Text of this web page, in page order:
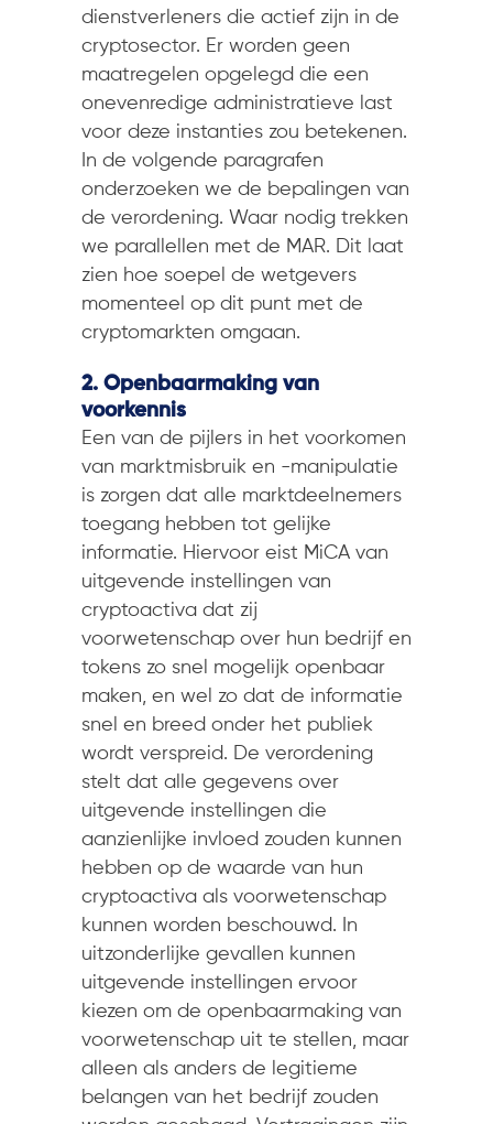
dienstverleners die actief zijn in de
cryptosector. Er worden geen
maatregelen opgelegd die een
onevenredige administratieve last
voor deze instanties zou betekenen.
In de volgende paragrafen
onderzoeken we de bepalingen van
de verordening. Waar nodig trekken
we parallellen met de MAR. Dit laat
zien hoe soepel de wetgevers
momenteel op dit punt met de
cryptomarkten omgaan.
2. Openbaarmaking van
voorkennis
Een van de pijlers in het voorkomen
van marktmisbruik en -manipulatie
is zorgen dat alle marktdeelnemers
toegang hebben tot gelijke
informatie. Hiervoor eist MiCA van
uitgevende instellingen van
cryptoactiva dat zij
voorwetenschap over hun bedrijf en
tokens zo snel mogelijk openbaar
maken, en wel zo dat de informatie
snel en breed onder het publiek
wordt verspreid. De verordening
stelt dat alle gegevens over
uitgevende instellingen die
aanzienlijke invloed zouden kunnen
hebben op de waarde van hun
cryptoactiva als voorwetenschap
kunnen worden beschouwd. In
uitzonderlijke gevallen kunnen
uitgevende instellingen ervoor
kiezen om de openbaarmaking van
voorwetenschap uit te stellen, maar
alleen als anders de legitieme
belangen van het bedrijf zouden